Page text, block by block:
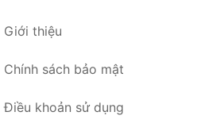
Giới thiệu
Chính sách bảo mật
Điều khoản sử dụng